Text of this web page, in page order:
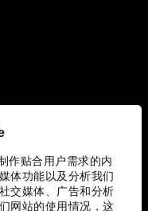
作贴合用户需求的内
体功能以及分析我们
交媒体、广告和分析
网站的使用情况，这